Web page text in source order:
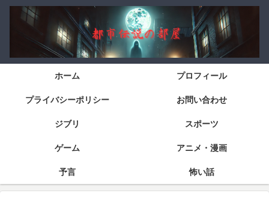
ホーム プロフィール
プライバシーポリシー お問い合わせ
ジブリ スポーツ
ゲーム アニメ・漫画
予言 怖い話